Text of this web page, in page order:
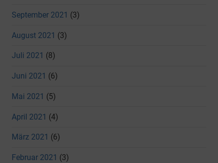
September 2021 (3)
August 2021 (3)
Juli 2021 (8)
Juni 2021 (6)
Mai 2021 (5)
April 2021 (4)
März 2021 (6)
Februar 2021 (3)